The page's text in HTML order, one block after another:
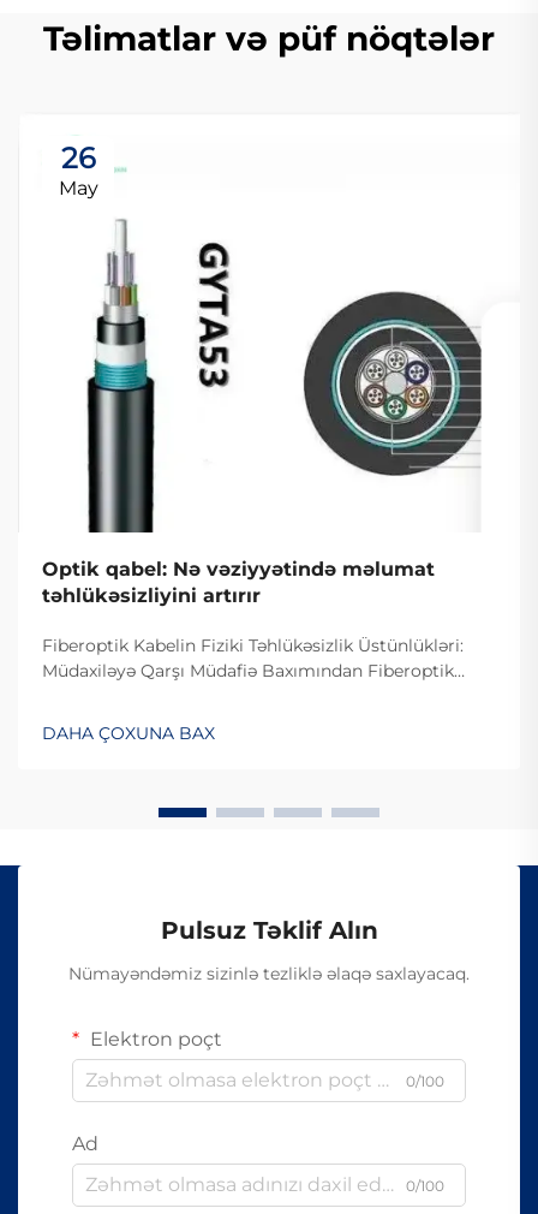
Təlimatlar və püf nöqtələr
26
May
Optik qabel: Nə vəziyyətində məlumat
təhlükəsizliyini artırır
Fiberoptik Kabelin Fiziki Təhlükəsizlik Üstünlükləri:
Müdaxiləyə Qarşı Müdafiə Baxımından Fiberoptik
çətindir, çünki onlar elektrik siqnalları ilə deyil, işıq
DAHA ÇOXUNA BAX
Pulsuz Təklif Alın
Nümayəndəmiz sizinlə tezliklə əlaqə saxlayacaq.
Elektron poçt
0/100
Ad
0/100